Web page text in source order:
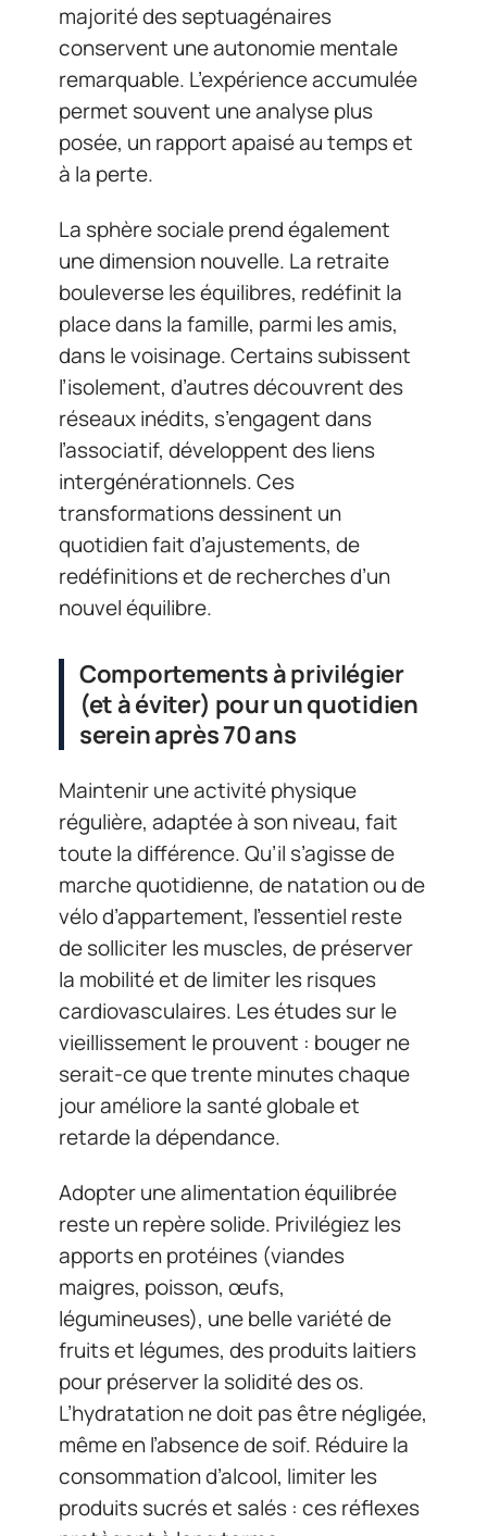
majorité des septuagénaires
conservent une autonomie mentale
remarquable. L’expérience accumulée
permet souvent une analyse plus
posée, un rapport apaisé au temps et
à la perte.
La sphère sociale prend également
une dimension nouvelle. La retraite
bouleverse les équilibres, redéfinit la
place dans la famille, parmi les amis,
dans le voisinage. Certains subissent
l’isolement, d’autres découvrent des
réseaux inédits, s’engagent dans
l’associatif, développent des liens
intergénérationnels. Ces
transformations dessinent un
quotidien fait d’ajustements, de
redéfinitions et de recherches d’un
nouvel équilibre.
Comportements à privilégier
(et à éviter) pour un quotidien
serein après 70 ans
Maintenir une activité physique
régulière, adaptée à son niveau, fait
toute la différence. Qu’il s’agisse de
marche quotidienne, de natation ou de
vélo d’appartement, l’essentiel reste
de solliciter les muscles, de préserver
la mobilité et de limiter les risques
cardiovasculaires. Les études sur le
vieillissement le prouvent : bouger ne
serait-ce que trente minutes chaque
jour améliore la santé globale et
retarde la dépendance.
Adopter une alimentation équilibrée
reste un repère solide. Privilégiez les
apports en protéines (viandes
maigres, poisson, œufs,
légumineuses), une belle variété de
fruits et légumes, des produits laitiers
pour préserver la solidité des os.
L’hydratation ne doit pas être négligée,
même en l’absence de soif. Réduire la
consommation d’alcool, limiter les
produits sucrés et salés : ces réflexes